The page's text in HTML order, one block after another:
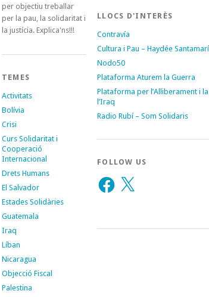
per objectiu treballar
per la pau, la solidaritat i
la justícia. Explica'ns!!!
TEMES
Activitats
Bolívia
Crisi
Curs Solidaritat i
Cooperació
Internacional
Drets Humans
El Salvador
Estades Solidàries
Guatemala
Iraq
Líban
Nicaragua
Objecció Fiscal
Palestina
LLOCS D'INTERÈS
Contravía
Cultura i Pau – Haydée
Nodo50
Plataforma Aturem la Guerra
Plataforma per l’Alliberament i
l’Iraq
Radio Rubí – Som Solidaris
FOLLOW US
Facebook
X